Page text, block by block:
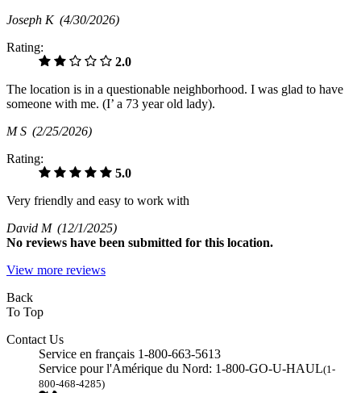
Joseph K (4/30/2026)
Rating:
2.0
The location is in a questionable neighborhood. I was glad to have
someone with me. (I’ a 73 year old lady).
M S (2/25/2026)
Rating:
5.0
Very friendly and easy to work with
David M (12/1/2025)
No reviews have been submitted for this location.
View more reviews
Back
To Top
Contact Us
Service en français 1-800-663-5613
Service pour l'Amérique du Nord: 1-800-GO-U-HAUL(1-
800-468-4285)